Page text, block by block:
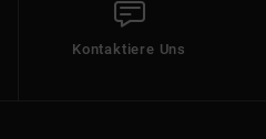
Kontaktiere Uns